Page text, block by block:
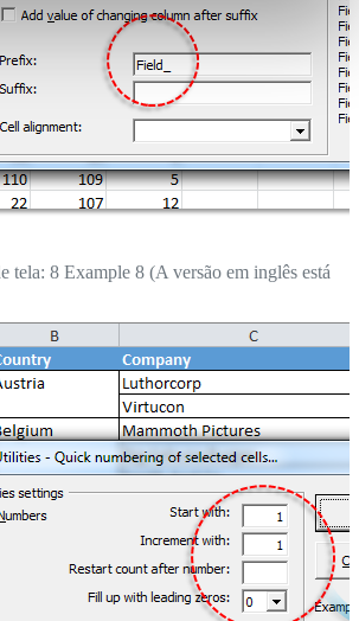
tela: 8 Example 8 (A versão em inglês está